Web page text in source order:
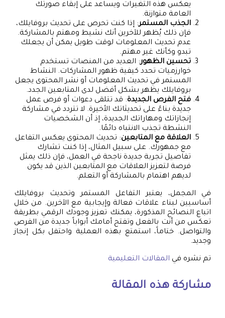
يعكس هذه التغيرات ويساعد على إبقاء صورتك
العامة متوازنة.
الجذب المستمر: إذا كنت تحرص على تحديث بروفايلك،
فإن ذلك يُظهر للآخرين أنك نشيط ومهتم بالمشاركة.
عدم تحديث المعلومات لوقت طويل يمكن أن يجعلك
تبدو وكأنك غير مهتم.
تحسين الظهور: العديد من المنصات تستخدم
خوارزميات تحدد كيفية ظهور المشاركات. النشاط
المستمر في تحديث المعلومات أو نشر المحتوى يجعل
بروفايلك يظهر بشكل أفضل لدى المتابعين الجدد.
فتح الفرص الجديدة: قد تتلقى دعوات أو فرص عمل
جديدة بناءً على تحديثاتك الأخيرة. لا تتردد في مشاركة
إنجازاتك ومهاراتك الجديدة، إذ أن الشخصيات
النشطة تجذب الانتباه دائمًا.
العلاقة مع المتابعين: تحديث المحتوى يعكس التفاعل
مع جمهورك. على سبيل المثال، إذا كنت تشارك
تفاصيل تجربة جديدة ناجحة في العمل، فإن ذلك يمثل
فرصة لتعزيز العلاقات مع المتابعين الذين قد يكون
لديهم اهتمام بالمشاركة أو التعلم.
في المجمل، يعتبر التفاعل المستمر وتحديث بروفايلك
أساسيين لبناء علاقات فعالة وإيجابية مع الآخرين. من خلال
اتباع النصائح المذكورة، يمكنك تعزيز وجودك الرقمي بطريقة
تعكس من أنت بالفعل وتفتح أمامك أبواباً جديدة من الفرص
والتواصل. ختاماً، استمتع بهذه العملية واحتفل بكل إنجاز
وجديد.
تم نشره في المقالات التعليمية
مشاركة هذه المقالة